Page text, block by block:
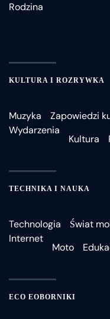
Rodzina
KULTURA I ROZRYWKA
Muzyka Zapowiedzi
Wydarzenia
Kultura
TECHNIKA I NAUKA
Technologia Świat
Internet
Moto
ECO EOBORNIKI